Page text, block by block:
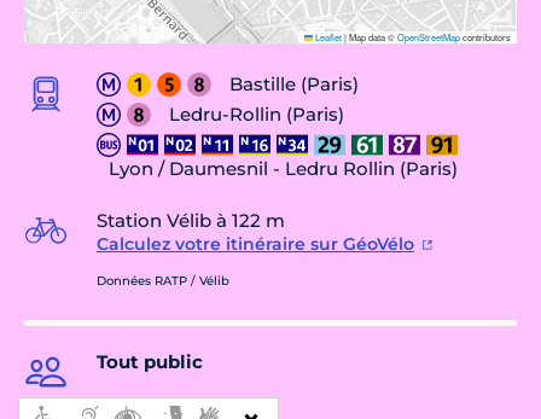
Leaflet|Map data ©OpenStreetMapcontributors
Bastille (Paris)
Ledru-Rollin (Paris)
Lyon / Daumesnil - Ledru Rollin (Paris)
Station Vélib à 122 m
Calculez votre itinéraire sur GéoVélo
Données RATP / Vélib
Tout public